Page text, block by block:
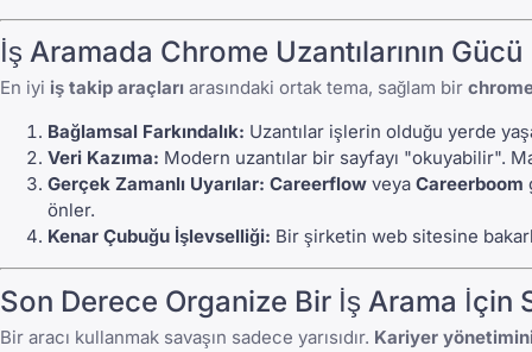
İş Aramada Chrome Uzantılarının Gücü
En iyi iş takip araçları arasındaki ortak tema, sağlam bir
Bağlamsal Farkındalık: Uzantılar işlerin olduğu yerde
Veri Kazıma: Modern uzantılar bir sayfayı "okuyabilir".
Gerçek Zamanlı Uyarılar: Careerflow veya Careerboom
önler.
Kenar Çubuğu İşlevselliği: Bir şirketin web sitesine
Son Derece Organize Bir İş Arama İçin
Bir aracı kullanmak savaşın sadece yarısıdır. Kariyer